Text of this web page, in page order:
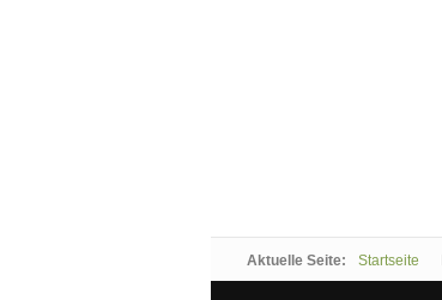
Aktuelle Seite: Startseite